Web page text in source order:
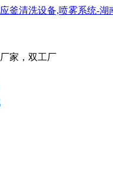
家，双工厂
个（精细雾化
大小。精细雾化喷嘴
用。那么精细雾化喷嘴
嘴一般采用黄铜或者不
相比普通的喷嘴要高一